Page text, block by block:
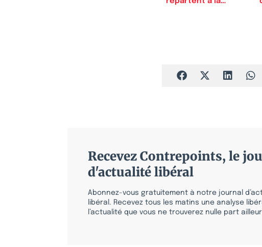
Recevez Contrepoints, le
d'actualité libéral
Abonnez-vous gratuitement à notre journal
libéral. Recevez tous les matins une analyse
l’actualité que vous ne trouverez nulle part